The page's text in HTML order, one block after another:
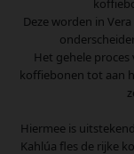
Deze worden in
Het gehele
koffiebonen tot aan
Hiermee is
Kahlúa fles de rijke